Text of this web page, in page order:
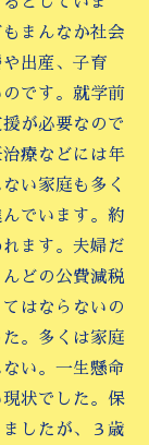
まんなか社会
出産、子育
です。就学前
が必要なので
療などには年
い家庭も多く
でいます。約
ます。夫婦だ
どの公費減税
はならないの
。多くは家庭
い。一生懸命
状でした。保
したが、３歳